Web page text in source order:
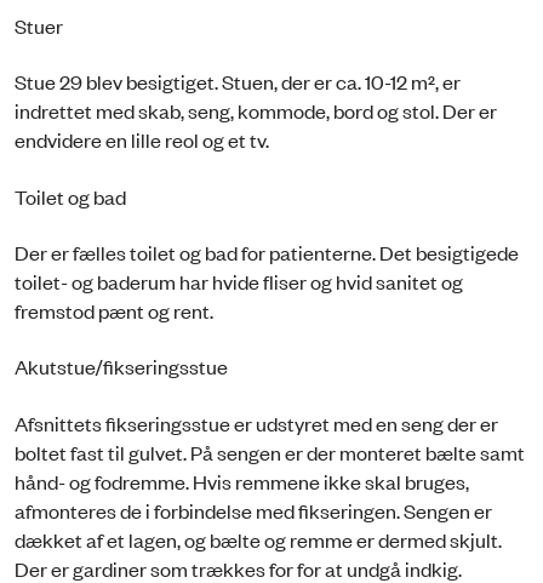
Stuer
Stue 29 blev besigtiget. Stuen, der er ca. 10-12 m², er
indrettet med skab, seng, kommode, bord og stol. Der er
endvidere en lille reol og et tv.
Toilet og bad
Der er fælles toilet og bad for patienterne. Det besigtigede
toilet- og baderum har hvide fliser og hvid sanitet og
fremstod pænt og rent.
Akutstue/fikseringsstue
Afsnittets fikseringsstue er udstyret med en seng der er
boltet fast til gulvet. På sengen er der monteret bælte samt
hånd- og fodremme. Hvis remmene ikke skal bruges,
afmonteres de i forbindelse med fikseringen. Sengen er
dækket af et lagen, og bælte og remme er dermed skjult.
Der er gardiner som trækkes for for at undgå indkig.